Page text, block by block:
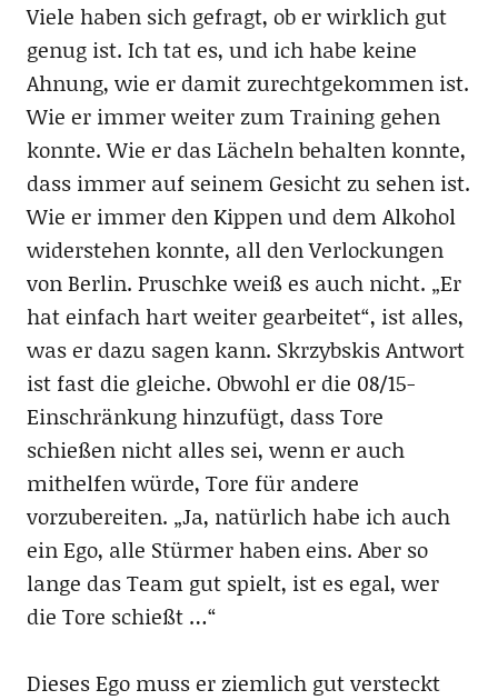
Viele haben sich gefragt, ob er wirklich gut
genug ist. Ich tat es, und ich habe keine
Ahnung, wie er damit zurechtgekommen ist.
Wie er immer weiter zum Training gehen
konnte. Wie er das Lächeln behalten konnte,
dass immer auf seinem Gesicht zu sehen ist.
Wie er immer den Kippen und dem Alkohol
widerstehen konnte, all den Verlockungen
von Berlin. Pruschke weiß es auch nicht. „Er
hat einfach hart weiter gearbeitet“, ist alles,
was er dazu sagen kann. Skrzybskis Antwort
ist fast die gleiche. Obwohl er die 08/15-
Einschränkung hinzufügt, dass Tore
schießen nicht alles sei, wenn er auch
mithelfen würde, Tore für andere
vorzubereiten. „Ja, natürlich habe ich auch
ein Ego, alle Stürmer haben eins. Aber so
lange das Team gut spielt, ist es egal, wer
die Tore schießt …“
Dieses Ego muss er ziemlich gut versteckt